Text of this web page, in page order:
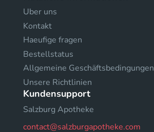
Uber uns
Kontakt
Haeufige fragen
Bestellstatus
Allgemeine Geschäftsbedingungen
Unsere Richtlinien
Kundensupport
Salzburg Apotheke
contact@salzburgapotheke.com